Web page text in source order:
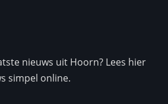
nieuws uit Hoorn? Lees hier
simpel online.